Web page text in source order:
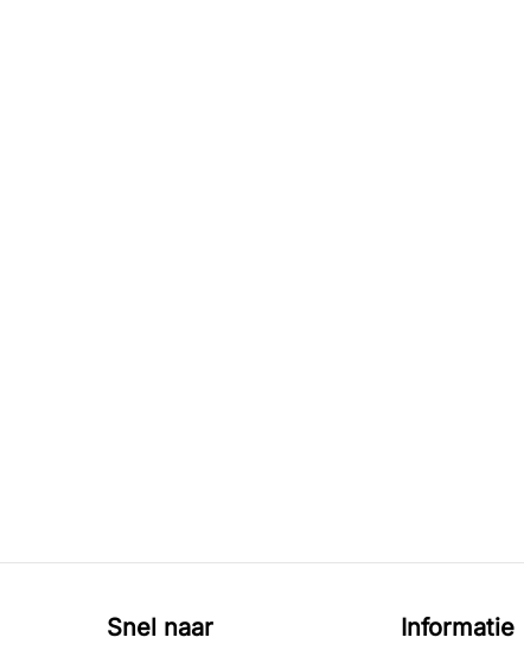
Snel naar Informatie